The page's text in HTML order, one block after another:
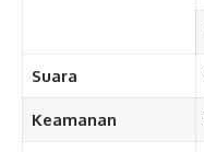
Suara
Keamanan